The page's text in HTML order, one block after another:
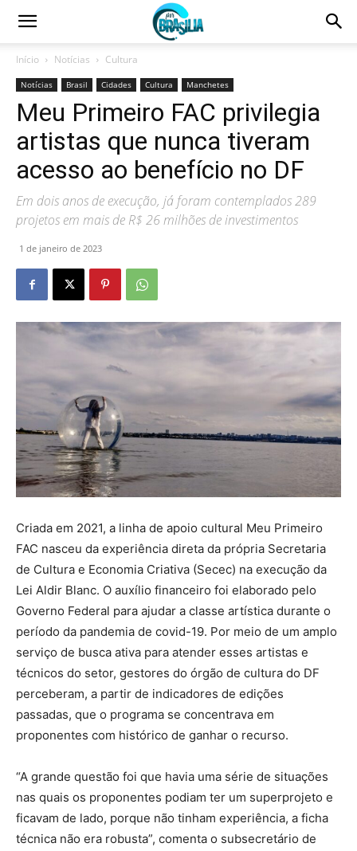
Início Notícias Cultura
Notícias Brasil Cidades Cultura Manchetes
Meu Primeiro FAC privilegia
artistas que nunca tiveram
acesso ao benefício no DF
Em dois anos de execução, já foram contemplados 289
projetos em mais de R$ 26 milhões de investimentos
1 de janeiro de 2023
Criada em 2021, a linha de apoio cultural Meu Primeiro
FAC nasceu da experiência direta da própria Secretaria
de Cultura e Economia Criativa (Secec) na execução da
Lei Aldir Blanc. O auxílio financeiro foi elaborado pelo
Governo Federal para ajudar a classe artística durante o
período da pandemia de covid-19. Por meio de um amplo
serviço de busca ativa para atender esses artistas e
técnicos do setor, gestores do órgão de cultura do DF
perceberam, a partir de indicadores de edições
passadas, que o programa se concentrava em
proponentes com histórico de ganhar o recurso.
“A grande questão foi que havia uma série de situações
nas quais os proponentes podiam ter um superprojeto e
ficavam de lado, porque não tinham experiência, a ficha
técnica não era robusta”, comenta o subsecretário de